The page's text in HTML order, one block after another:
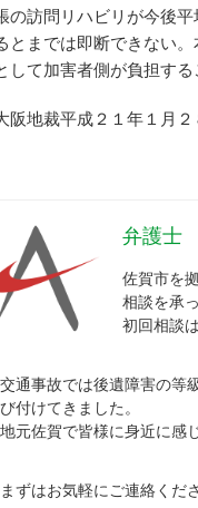
の訪問リハビリが今後
とまでは即断できない
して加害者側が負担す
阪地裁平成２１年１月２
弁護士
佐賀市を
相談を承
初回相談
交通事故では後遺障害の等
び付けてきました。
地元佐賀で皆様に身近に感
まずはお気軽にご連絡くだ